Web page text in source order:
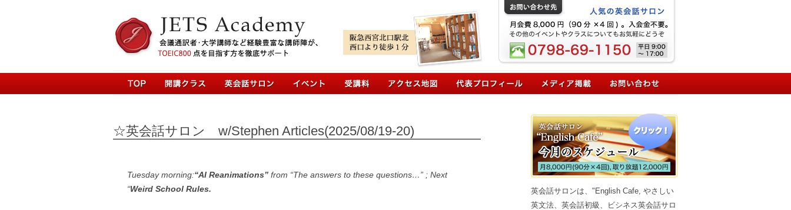
コンテンツへ移動
☆英会話サロン w/Stephen Articles(2025/08/19-20)
Tuesday morning:“AI Reanimations” from “The answers to these questions…” ; Next
“Weird School Rules.
英会話サロンは、"English Cafe, やさしい
英文法、英会話初級、ビシネス英会話サロ